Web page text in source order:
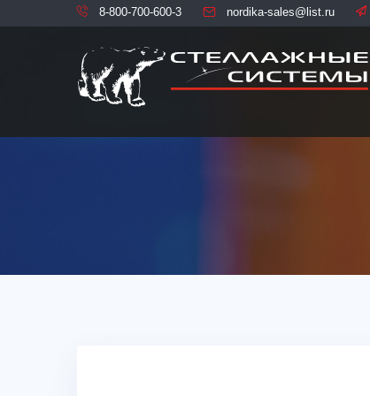
8-800-700-600-3 nordika-sales@list.ru